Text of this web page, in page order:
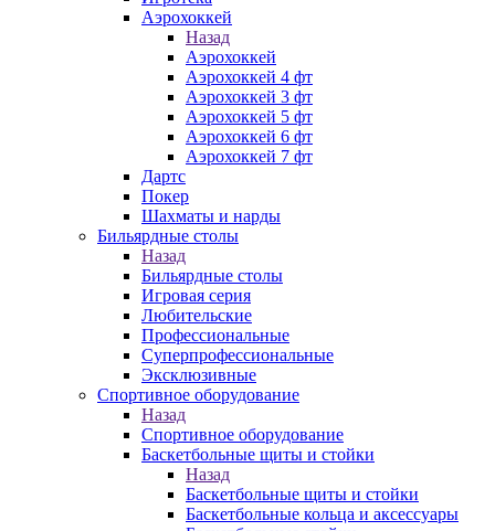
Аэрохоккей
Назад
Аэрохоккей
Аэрохоккей 4 фт
Аэрохоккей 3 фт
Аэрохоккей 5 фт
Аэрохоккей 6 фт
Аэрохоккей 7 фт
Дартс
Покер
Шахматы и нарды
Бильярдные столы
Назад
Бильярдные столы
Игровая серия
Любительские
Профессиональные
Суперпрофессиональные
Эксклюзивные
Спортивное оборудование
Назад
Спортивное оборудование
Баскетбольные щиты и стойки
Назад
Баскетбольные щиты и стойки
Баскетбольные кольца и аксессуары